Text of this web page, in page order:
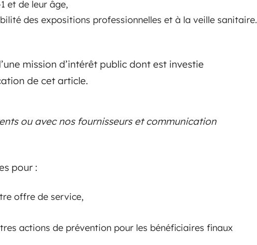
et de leur âge,
des expositions professionnelles et à la veille sanitaire.
mission d’intérêt public dont est investie
de cet article.
ou avec nos fournisseurs et communication
pour :
offre de service,
actions de prévention pour les bénéficiaires finaux